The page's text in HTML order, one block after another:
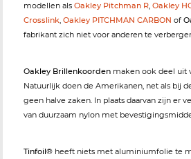
modellen als Oakley Pitchman R, Oakley
Crosslink, Oakley PITCHMAN CARBON of
fabrikant zich niet voor anderen te
Oakley Brillenkoorden maken ook deel uit
Natuurlijk doen de Amerikanen, net als bij
geen halve zaken. In plaats daarvan zijn er
van duurzaam nylon met
Tinfoil® heeft niets met aluminiumfolie te